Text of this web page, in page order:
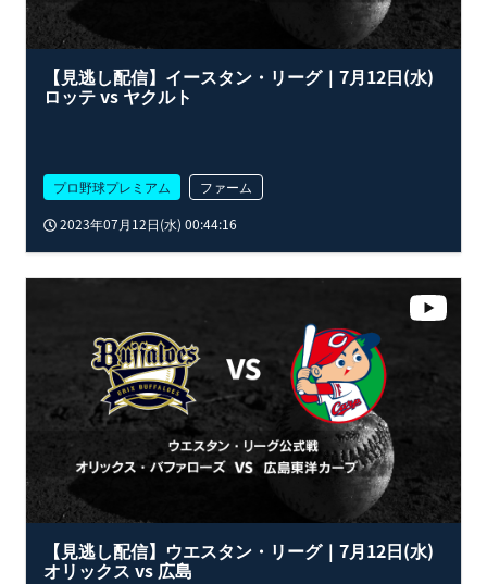
【見逃し配信】イースタン・リーグ｜7月12日(水)
ロッテ vs ヤクルト
プロ野球プレミアム
ファーム
2023年07月12日(水) 00:44:16
【見逃し配信】ウエスタン・リーグ｜7月12日(水)
オリックス vs 広島